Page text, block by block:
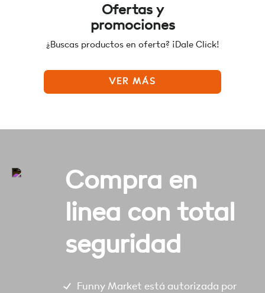
Ofertas y
promociones
¿Buscas productos en oferta? ¡Dale Click!
VER MÁS
Compra en
linea con total
seguridad
Funny Market está autorizada por